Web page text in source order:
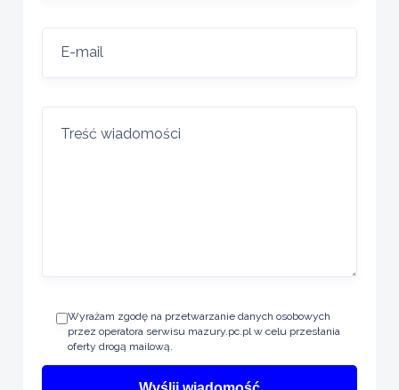
Wyrażam zgodę na przetwarzanie danych osobowych
przez operatora serwisu mazury.pc.pl w celu przesłania
oferty drogą mailową.